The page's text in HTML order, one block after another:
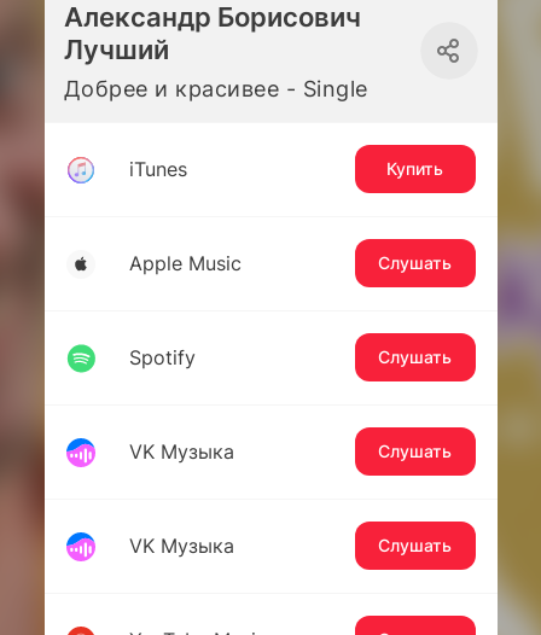
Александр Борисович
Лучший
Добрее и красивее - Single
iTunes Купить
Apple Music Слушать
Spotify Слушать
VK Музыка Слушать
VK Музыка Слушать